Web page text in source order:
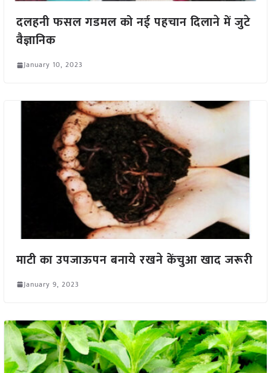
दलहनी फसल गडमल को नई पहचान दिलाने में जुटे
वैज्ञानिक
January 10, 2023
माटी का उपजाऊपन बनाये रखने केंचुआ खाद जरूरी
January 9, 2023